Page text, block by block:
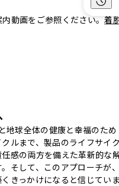
動画をご参照ください。着
地球全体の健康と幸福のため
ルまで、製品のライフサイ
感の両方を備えた革新的な
そして、このアプローチが
きっかけになると信じてい